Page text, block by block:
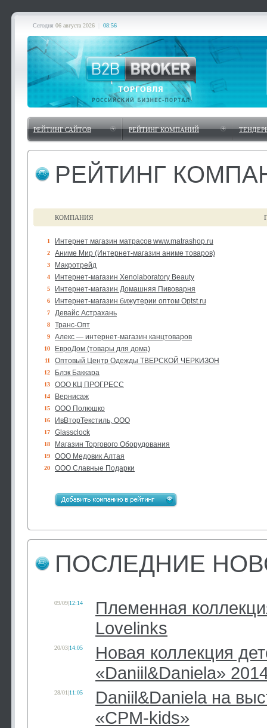
Сегодня 06 августа 2026 08:56
РЕЙТИНГ САЙТОВ РЕЙТИНГ КОМПАНИЙ
РЕЙТИНГ
КОМПАНИЯ
1 Интернет магазин матрасов www.matrashop.ru
2 Аниме Мир (Интернет-магазин аниме товаров)
3 Макротрейд
4 Интернет-магазин Xenolaboratory Beauty
5 Интернет-магазин Домашняя Пивоварня
6 Интернет-магазин бижутерии оптом Optst.ru
7 Девайс Астрахань
8 Транс-Опт
9 Алекс — интернет-магазин канцтоваров
10 ЕвроДом (товары для дома)
11 Оптовый Центр Одежды ТВЕРСКОЙ ЧЕРКИЗОН
12 Блэк Баккара
13 ООО КЦ ПРОГРЕСС
14 Вернисаж
15 ООО Полюшко
16 ИвВторТекстиль, ООО
17 Glassclock
18 Магазин Торгового Оборудования
19 ООО Медовик Алтая
20 ООО Славные Подарки
ПОСЛЕДНИЕ
09/09|12:14
Племенная
Lovelinks
20/03|14:05
Новая коллекция
«Daniil&Daniela»
28/01|11:05
Daniil&Daniela на
«CPM-kids»